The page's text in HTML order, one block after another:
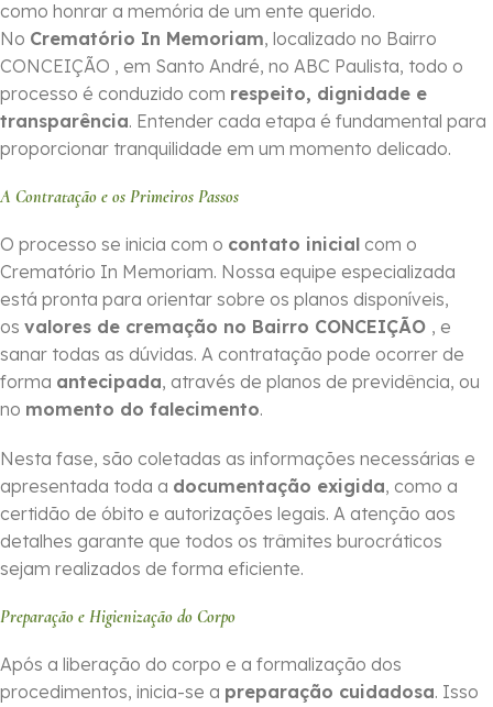
como honrar a memória de um ente querido.
No Crematório In Memoriam, localizado no Bairro
CONCEIÇÃO , em Santo André, no ABC Paulista, todo o
processo é conduzido com respeito, dignidade e
transparência. Entender cada etapa é fundamental para
proporcionar tranquilidade em um momento delicado.
A Contratação e os Primeiros Passos
O processo se inicia com o contato inicial com o
Crematório In Memoriam. Nossa equipe especializada
está pronta para orientar sobre os planos disponíveis,
os valores de cremação no Bairro CONCEIÇÃO , e
sanar todas as dúvidas. A contratação pode ocorrer de
forma ante­cipada, através de planos de previdência, ou
no momento do falecimento.
Nesta fase, são coletadas as informações necessárias e
apresentada toda a documentação exigida, como a
certidão de óbito e autorizações legais. A atenção aos
detalhes garante que todos os trâmites burocráticos
sejam realizados de forma eficiente.
Preparação e Higienização do Corpo
Após a liberação do corpo e a formalização dos
procedimentos, inicia-se a preparação cuidadosa. Isso